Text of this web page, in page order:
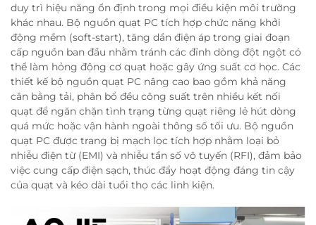
duy trì hiệu năng ổn định trong mọi điều kiện môi trường
khác nhau. Bộ nguồn quạt PC tích hợp chức năng khởi
động mềm (soft-start), tăng dần điện áp trong giai đoạn
cấp nguồn ban đầu nhằm tránh các đỉnh dòng đột ngột có
thể làm hỏng động cơ quạt hoặc gây ứng suất cơ học. Các
thiết kế bộ nguồn quạt PC nâng cao bao gồm khả năng
cân bằng tải, phân bổ đều công suất trên nhiều kết nối
quạt để ngăn chặn tình trạng từng quạt riêng lẻ hút dòng
quá mức hoặc vận hành ngoài thông số tối ưu. Bộ nguồn
quạt PC được trang bị mạch lọc tích hợp nhằm loại bỏ
nhiễu điện từ (EMI) và nhiễu tần số vô tuyến (RFI), đảm bảo
việc cung cấp điện sạch, thúc đẩy hoạt động đáng tin cậy
của quạt và kéo dài tuổi thọ các linh kiện.